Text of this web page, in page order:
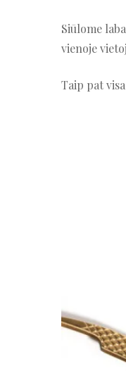
Siūlome
vienoje
Taip pat